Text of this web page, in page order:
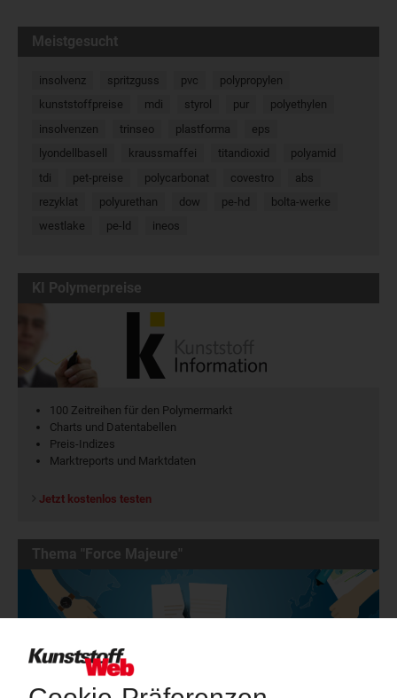
Meistgesucht
insolvenz spritzguss pvc
polypropylen
kunststoffpreise
mdi styrol pur
polyethylen
insolvenzen
trinseo plastforma
eps
lyondellbasell
kraussmaffei titandioxid
polyamid
tdi
pet-preise polycarbonat covestro
abs
rezyklat
polyurethan dow pe-hd
bolta-werke
westlake
pe-ld ineos
KI Polymerpreise
100 Zeitreihen für den Polymermarkt
Charts und Datentabellen
Preis-Indizes
Marktreports und Marktdaten
Jetzt kostenlos testen
Thema "Force Majeure"